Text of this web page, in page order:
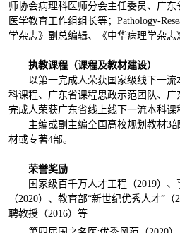
师协会病理科医师分会主任委员、广
医学教育工作组组长等；Pathology-
学杂志》副总编辑、《中华病理学杂志
执教课程（课程及教材建设）
以第一完成人荣获国家级线下一
科课程、广东省课程思政示范团队、
完成人荣获广东省线上线下一流本科课
主编或副主编全国高校规划教材3
材或专著4部。
荣誉奖励
国家级百千万人才工程（2019）
（2020）、教育部“新世纪优秀人才”
聘教授（2016）等
.